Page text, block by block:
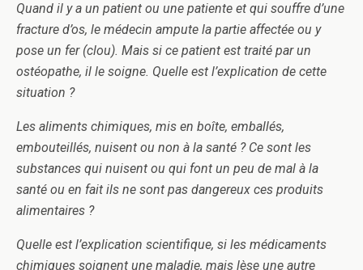
Quand il y a un patient ou une patiente et qui souffre d’une
fracture d’os, le médecin ampute la partie affectée ou y
pose un fer (clou). Mais si ce patient est traité par un
ostéopathe, il le soigne. Quelle est l’explication de cette
situation ?
Les aliments chimiques, mis en boîte, emballés,
embouteillés, nuisent ou non à la santé ? Ce sont les
substances qui nuisent ou qui font un peu de mal à la
santé ou en fait ils ne sont pas dangereux ces produits
alimentaires ?
Quelle est l’explication scientifique, si les médicaments
chimiques soignent une maladie, mais lèse une autre